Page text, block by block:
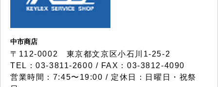
中市商店
〒112-0002 東京都文京区小石川1-25-2
TEL：03-3811-2600 / FAX：03-3812-4090
営業時間：7:45〜19:00 / 定休日：日曜日・祝祭